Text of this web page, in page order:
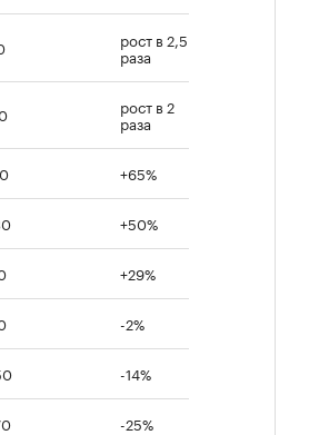
рост в 2,5
раза
рост в 2
раза
+65%
+50%
+29%
-2%
-14%
-25%